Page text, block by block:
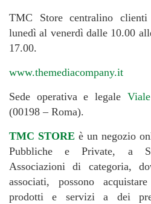
TMC Store centralino clienti
lunedì al venerdì dalle 10.00
17.00.
www.themediacompany.it
Sede operativa e legale
(00198 – Roma).
TMC STORE è un negozio
Pubbliche e Private, a
Associazioni di categoria,
associati, possono
prodotti e servizi a dei